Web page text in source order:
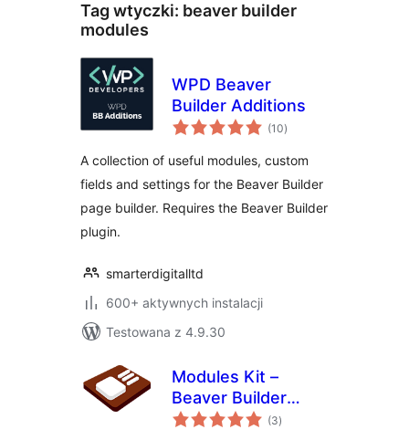
Tag wtyczki: beaver builder
modules
WPD Beaver
Builder Additions
(10wszystkich
ocen
)
A collection of useful modules, custom
fields and settings for the Beaver Builder
page builder. Requires the Beaver Builder
plugin.
smarterdigitalltd
600+ aktywnych instalacji
Testowana z 4.9.30
Modules Kit –
Beaver Builder
Modules
(3wszystkich
ocen
)